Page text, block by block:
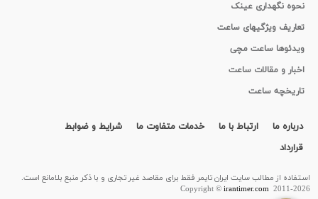
نحوه نگهداری عینک
تعاریف ویژگیهای ساعت
ویدئوها ساعت مچی
اخبار و مقالات ساعت
تاریخچه ساعت
درباره ما ارتباط با ما خدمات متفاوت ما
شرایط و ضوابط
قرارداد
استفاده از مطالب سايت ایران تایمر فقط برای مقاصد غیر تجاری و با ذکر منبع بلامانع است.
Copyright ©irantimer.com2011-2026